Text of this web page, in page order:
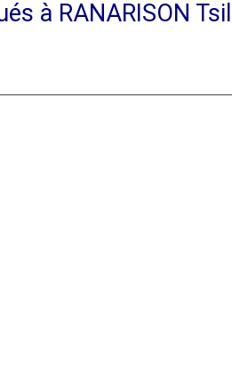
à RANARISON